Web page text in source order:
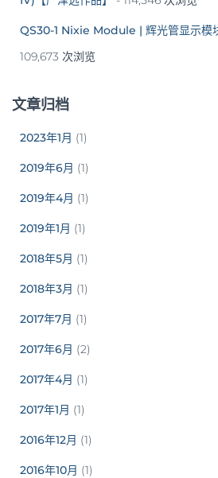
QS30-1 Nixie Module | 辉光管显示模
109,673 次浏览
文章归档
2023年1月 (1)
2019年6月 (1)
2019年4月 (1)
2019年1月 (1)
2018年5月 (1)
2018年3月 (1)
2017年7月 (1)
2017年6月 (2)
2017年4月 (1)
2017年1月 (1)
2016年12月 (1)
2016年10月 (1)